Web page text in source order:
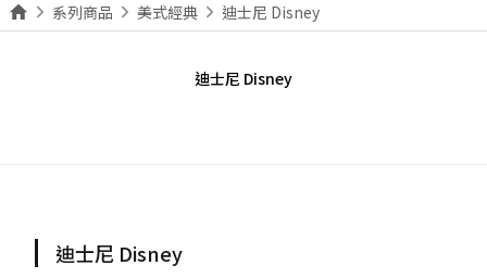
系列商品 美式經典 迪士尼 Disney
迪士尼 Disney
迪士尼 Disney